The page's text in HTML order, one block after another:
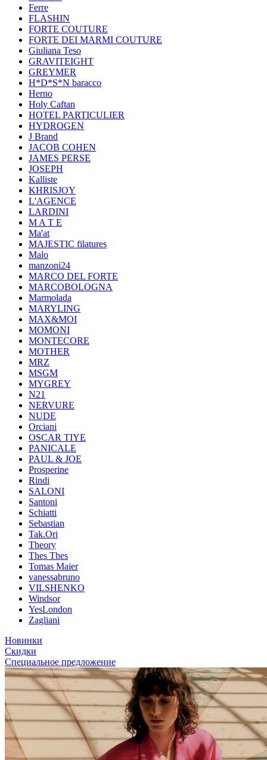
Ferre
FLASHIN
FORTE COUTURE
FORTE DEI MARMI COUTURE
Giuliana Teso
GRAVITEIGHT
GREYMER
H*D*S*N baracco
Herno
Holy Caftan
HOTEL PARTICULIER
HYDROGEN
J Brand
JACOB COHEN
JAMES PERSE
JOSEPH
Kalliste
KHRISJOY
L'AGENCE
LARDINI
M A T E
Ma'at
MAJESTIC filatures
Malo
manzoni24
MARCO DEL FORTE
MARCOBOLOGNA
Marmolada
MARYLING
MAX&MOI
MOMONI
MONTECORE
MOTHER
MRZ
MSGM
MYGREY
N21
NERVURE
NUDE
Orciani
OSCAR TIYE
PANICALE
PAUL & JOE
Prosperine
Rindi
SALONI
Santoni
Schiatti
Sebastian
Tak.Ori
Theory
Thes Thes
Tomas Maier
vanessabruno
VILSHENKO
Windsor
YesLondon
Zagliani
Новинки
Скидки
Специальное предложение